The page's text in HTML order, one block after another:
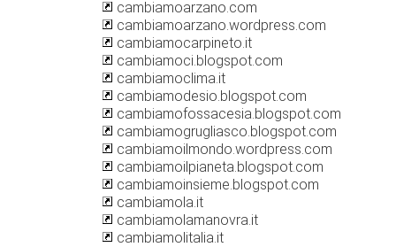
cambiamoarzano.com
cambiamoarzano.wordpress.com
cambiamocarpineto.it
cambiamoci.blogspot.com
cambiamoclima.it
cambiamodesio.blogspot.com
cambiamofossacesia.blogspot.com
cambiamogrugliasco.blogspot.com
cambiamoilmondo.wordpress.com
cambiamoilpianeta.blogspot.com
cambiamoinsieme.blogspot.com
cambiamola.it
cambiamolamanovra.it
cambiamolitalia.it